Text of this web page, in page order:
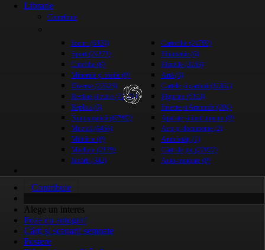
Librarie
Contribuie
Jocuri (6420)
Sport (24171)
Cinefilie (6)
Minerale și fosile (0)
Diverse (22029)
Reviste și ziare (71001)
Replica (0)
Numismatică (67982)
Muzică (6456)
Militărie (0)
Machete (2139)
Jucării (982)
Cartofilie (24702)
Filumenie (0)
Filatelie (3189)
Artă (0)
Cartele și carduri (11301)
Figurine (5113)
Insecte și Arahnide (204)
Aparate și instrumente (0)
Acte și documente (2)
Antichități (1)
Cărți de joc (22022)
Auto-motoare (0)
Contribuie
Alege un interes
Poze cu autograf
Cărți și scenarii semnate
Postere